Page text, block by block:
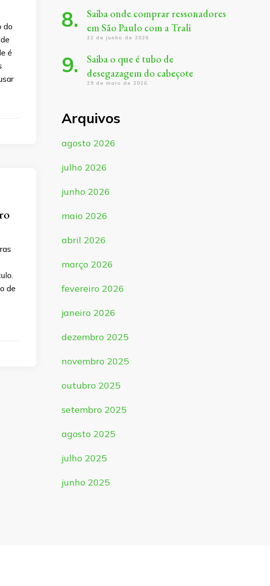
do
é
de
Saiba onde comprar ressonadores
em São Paulo com a Trali
22 de junho de 2026
Saiba o que é tubo de
desegazagem do cabeçote
29 de maio de 2026
Arquivos
agosto 2026
julho 2026
junho 2026
maio 2026
abril 2026
março 2026
fevereiro 2026
janeiro 2026
dezembro 2025
novembro 2025
outubro 2025
setembro 2025
agosto 2025
julho 2025
junho 2025